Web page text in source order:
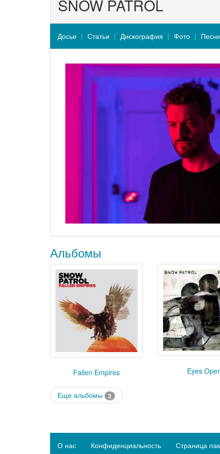
SNOW PATROL
Досье Статьи Дискография Фото
Альбомы
Fallen Empires Eyes
Еще альбомы 2
О нас Конфиденциальность Страница